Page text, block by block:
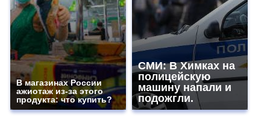
В магазинах России
ажиотаж из-за этого
продукта: что купить?
СМИ: В Химках на
полицейскую
машину напали и
подожгли.